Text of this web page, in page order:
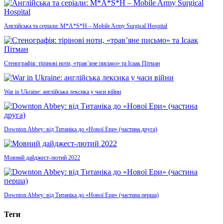
Англійська та серіали: M*A*S*H – Mobile Army Surgical Hospital
Стенографія: тірінові ноти, «трав’яне письмо» та Ісаак Пітман
War in Ukraine: англійська лексика у часи війни
Downton Abbey: від Титаніка до «Нової Ери» (частина друга)
Мовний дайджест-лютий 2022
Downton Abbey: від Титаніка до «Нової Ери» (частина перша)
Теги